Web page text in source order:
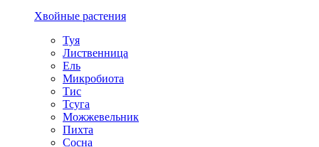
Хвойные растения
Туя
Лиственница
Ель
Микробиота
Тис
Тсуга
Можжевельник
Пихта
Сосна